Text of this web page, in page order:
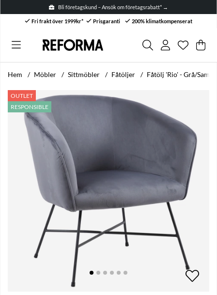
Bli företagskund – Ansök om företagsrabatt* →
Fri frakt över 1999kr* Prisgaranti 200% klimatkompenserat
Antal i
. .
Hem Möbler Sittmöbler Fåtöljer Fåtölj 'Rio' - Grå/
OUTLET
RESPONSIBLE
Produktbilder Fåtölj 'Rio' - Grå/Sammet